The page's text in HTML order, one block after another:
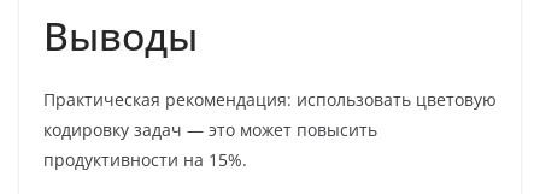
Выводы
Практическая рекомендация: использовать цветовую
кодировку задач — это может повысить
продуктивности на 15%.